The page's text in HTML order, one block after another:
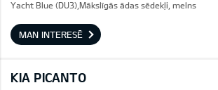
Yacht Blue (DU3),Mākslīgās ādas sēdekļi, melns
MAN INTERESĒ
KIA PICANTO